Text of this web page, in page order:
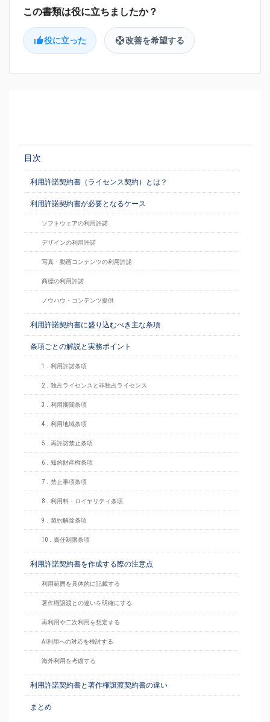
役に立った 改善を希望する
目次
利用許諾契約書（ライセンス契約）とは？
利用許諾契約書が必要となるケース
ソフトウェアの利用許諾
デザインの利用許諾
写真・動画コンテンツの利用許諾
商標の利用許諾
ノウハウ・コンテンツ提供
利用許諾契約書に盛り込むべき主な条項
条項ごとの解説と実務ポイント
1．利用許諾条項
2．独占ライセンスと非独占ライセンス
3．利用期間条項
4．利用地域条項
5．再許諾禁止条項
6．知的財産権条項
7．禁止事項条項
8．利用料・ロイヤリティ条項
9．契約解除条項
10．責任制限条項
利用許諾契約書を作成する際の注意点
利用範囲を具体的に記載する
著作権譲渡との違いを明確にする
再利用や二次利用を想定する
AI利用への対応を検討する
海外利用を考慮する
利用許諾契約書と著作権譲渡契約書の違い
まとめ